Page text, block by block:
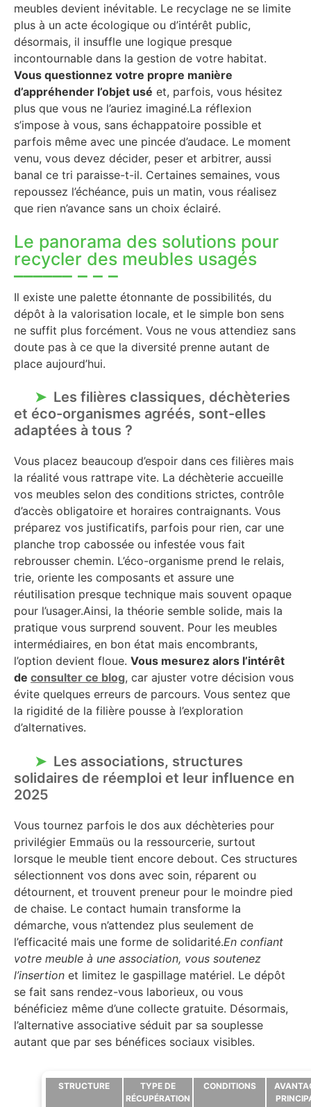
meubles devient inévitable. Le recyclage ne se limite
plus à un acte écologique ou d’intérêt public,
désormais, il insuffle une logique presque
incontournable dans la gestion de votre habitat.
Vous questionnez votre propre manière
d’appréhender l’objet usé et, parfois, vous hésitez
plus que vous ne l’auriez imaginé.La réflexion
s’impose à vous, sans échappatoire possible et
parfois même avec une pincée d’audace. Le moment
venu, vous devez décider, peser et arbitrer, aussi
banal ce tri paraisse-t-il. Certaines semaines, vous
repoussez l’échéance, puis un matin, vous réalisez
que rien n’avance sans un choix éclairé.
Le panorama des solutions pour
recycler des meubles usagés
Il existe une palette étonnante de possibilités, du
dépôt à la valorisation locale, et le simple bon sens
ne suffit plus forcément. Vous ne vous attendiez sans
doute pas à ce que la diversité prenne autant de
place aujourd’hui.
Les filières classiques, déchèteries
et éco-organismes agréés, sont-elles
adaptées à tous ?
Vous placez beaucoup d’espoir dans ces filières mais
la réalité vous rattrape vite. La déchèterie accueille
vos meubles selon des conditions strictes, contrôle
d’accès obligatoire et horaires contraignants. Vous
préparez vos justificatifs, parfois pour rien, car une
planche trop cabossée ou infestée vous fait
rebrousser chemin. L’éco-organisme prend le relais,
trie, oriente les composants et assure une
réutilisation presque technique mais souvent opaque
pour l’usager.Ainsi, la théorie semble solide, mais la
pratique vous surprend souvent. Pour les meubles
intermédiaires, en bon état mais encombrants,
l’option devient floue. Vous mesurez alors l’intérêt
de consulter ce blog, car ajuster votre décision vous
évite quelques erreurs de parcours. Vous sentez que
la rigidité de la filière pousse à l’exploration
d’alternatives.
Les associations, structures
solidaires de réemploi et leur influence en
2025
Vous tournez parfois le dos aux déchèteries pour
privilégier Emmaüs ou la ressourcerie, surtout
lorsque le meuble tient encore debout. Ces structures
sélectionnent vos dons avec soin, réparent ou
détournent, et trouvent preneur pour le moindre pied
de chaise. Le contact humain transforme la
démarche, vous n’attendez plus seulement de
l’efficacité mais une forme de solidarité.En confiant
votre meuble à une association, vous soutenez
l’insertion et limitez le gaspillage matériel. Le dépôt
se fait sans rendez-vous laborieux, ou vous
bénéficiez même d’une collecte gratuite. Désormais,
l’alternative associative séduit par sa souplesse
autant que par ses bénéfices sociaux visibles.
STRUCTURE
TYPE DE
RÉCUPÉRATION
CONDITIONS